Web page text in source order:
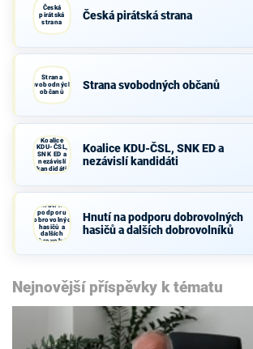
Česká
pirátská
strana
Česká pirátská strana
Strana
svobodných
občanů
Strana svobodných občanů
Koalice
KDU-ČSL,
SNK ED a
nezávislí
kandidáti
Koalice KDU-ČSL, SNK ED a
nezávislí kandidáti
Hnutí na
podporu
dobrovolných
hasičů a
dalších
dobrovolníků
Hnutí na podporu dobrovolných
hasičů a dalších dobrovolníků
Nejnovější příspěvky k tématu